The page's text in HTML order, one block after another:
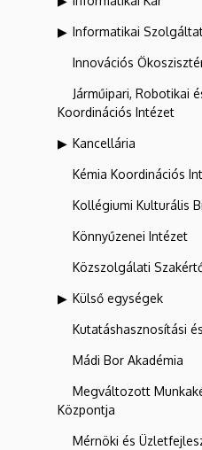
Informatikai
Innovációs
Járműipari, Robotikai
Koordinációs Intézet
Kancellária
Kémia Koordinációs
Kollégiumi Kulturális
Könnyűzenei Intézet
Közszolgálati
Külső egységek
Kutatáshasznosítási
Mádi Bor Akadémia
Megváltozott
Központja
Mérnöki és